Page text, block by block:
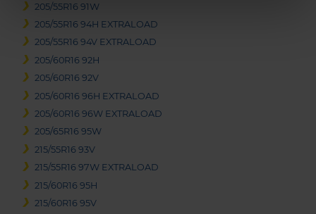
205/55R16 91W
205/55R16 94H EXTRALOAD
205/55R16 94V EXTRALOAD
205/60R16 92H
205/60R16 92V
205/60R16 96H EXTRALOAD
205/60R16 96W EXTRALOAD
205/65R16 95W
215/55R16 93V
215/55R16 97W EXTRALOAD
215/60R16 95H
215/60R16 95V